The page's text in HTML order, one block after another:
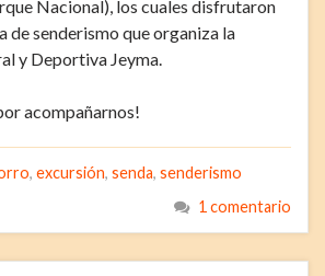
Nacional), los cuales disfrutaron
de senderismo que organiza la
y Deportiva Jeyma.
acompañarnos!
, excursión, senda, senderismo
1 comentario